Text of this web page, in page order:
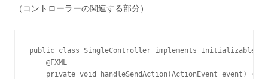
（コントローラーの関連する部分）
public class SingleController implements Initializable {
@FXML
private void handleSendAction(ActionEvent event) {